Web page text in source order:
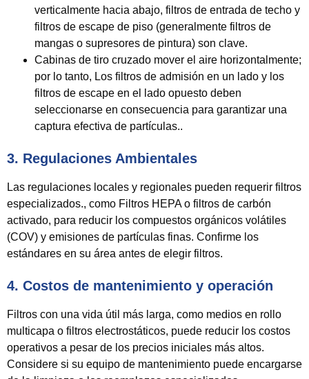
verticalmente hacia abajo, filtros de entrada de techo y
filtros de escape de piso (generalmente filtros de
mangas o supresores de pintura) son clave.
Cabinas de tiro cruzado mover el aire horizontalmente;
por lo tanto, Los filtros de admisión en un lado y los
filtros de escape en el lado opuesto deben
seleccionarse en consecuencia para garantizar una
captura efectiva de partículas..
3. Regulaciones Ambientales
Las regulaciones locales y regionales pueden requerir filtros
especializados., como Filtros HEPA o filtros de carbón
activado, para reducir los compuestos orgánicos volátiles
(COV) y emisiones de partículas finas. Confirme los
estándares en su área antes de elegir filtros.
4. Costos de mantenimiento y operación
Filtros con una vida útil más larga, como medios en rollo
multicapa o filtros electrostáticos, puede reducir los costos
operativos a pesar de los precios iniciales más altos.
Considere si su equipo de mantenimiento puede encargarse